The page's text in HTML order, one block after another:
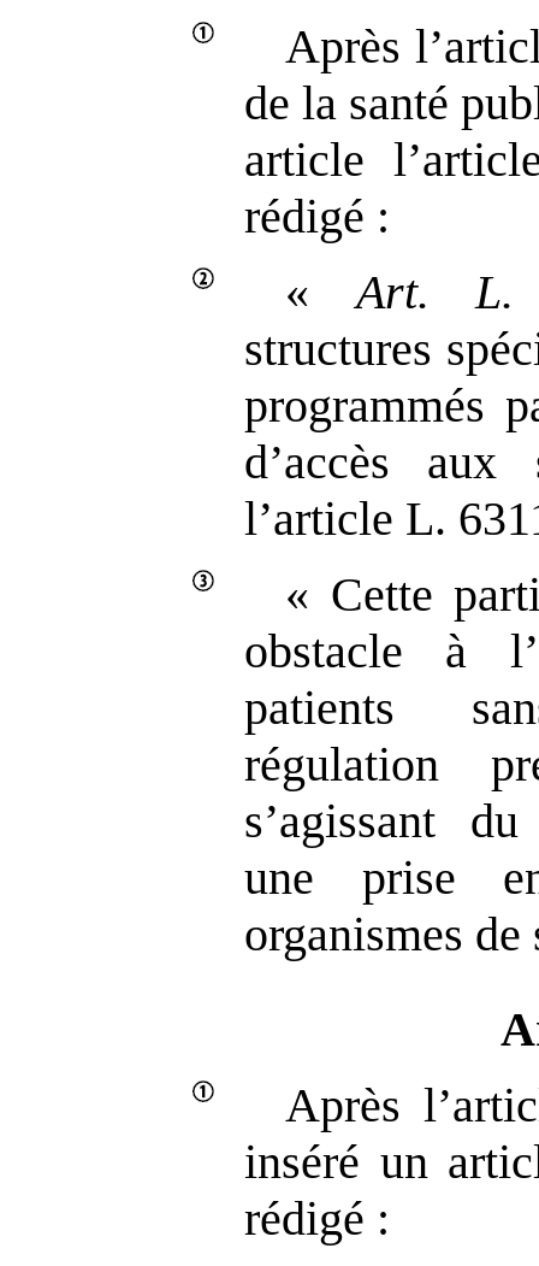
Après
de la santé
article
rédigé :
«Art.
L.
structures
programmés
d’accès aux
l’article L.
« Cette
obstacle à
patients
régulation
s’agissant
une prise
organismes
Après
inséré un
rédigé :